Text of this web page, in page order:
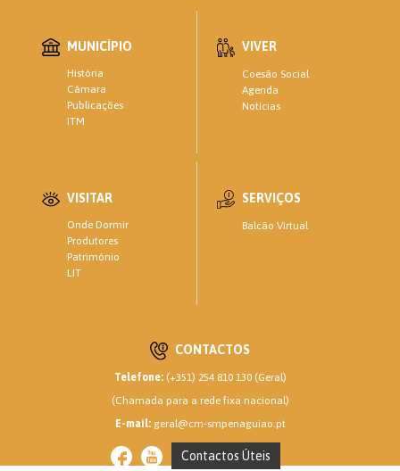
MUNICÍPIO
História
Câmara
Publicações
ITM
VIVER
Coesão Social
Agenda
Notícias
VISITAR
Onde Dormir
Produtores
Património
LIT
SERVIÇOS
Balcão Virtual
CONTACTOS
Telefone:(+351) 254 810 130 (Geral)
(Chamada para a rede fixa nacional)
E-mail:geral@cm-smpenaguiao.pt
Contactos Úteis